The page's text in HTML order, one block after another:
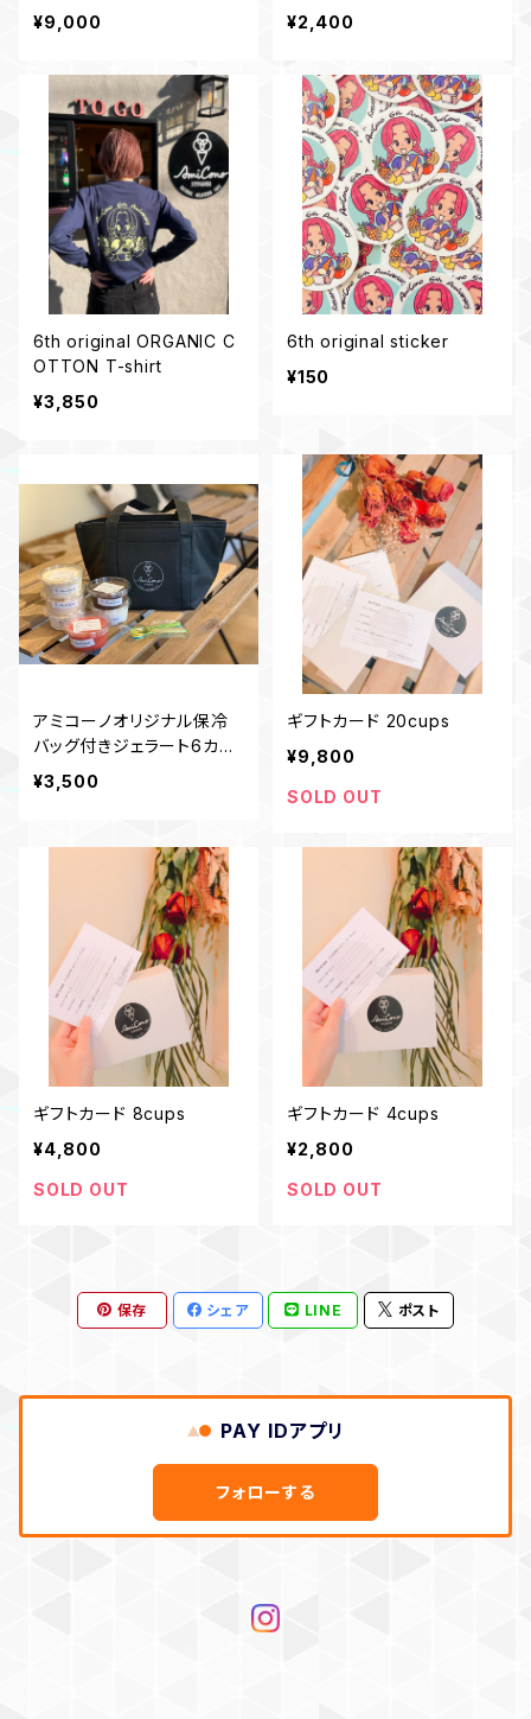
¥9,000
cups
¥2,400
6th original ORGANIC C
OTTON T-shirt
¥3,850
6th original sticker
¥150
アミコーノオリジナル保冷
バッグ付きジェラート6カッ
プセット
¥3,500
ギフトカード 20cups
¥9,800
SOLD OUT
ギフトカード 8cups
¥4,800
SOLD OUT
ギフトカード 4cups
¥2,800
SOLD OUT
保存 シェア LINE ポスト
PAY IDアプリ
フォローする